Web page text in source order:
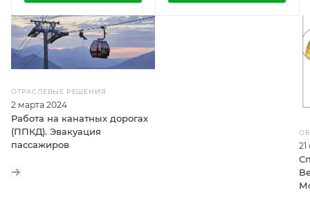
ОТРАСЛЕВЫЕ РЕШЕНИЯ
2 марта 2024
Работа на канатных дорогах
(ППКД). Эвакуация
пассажиров